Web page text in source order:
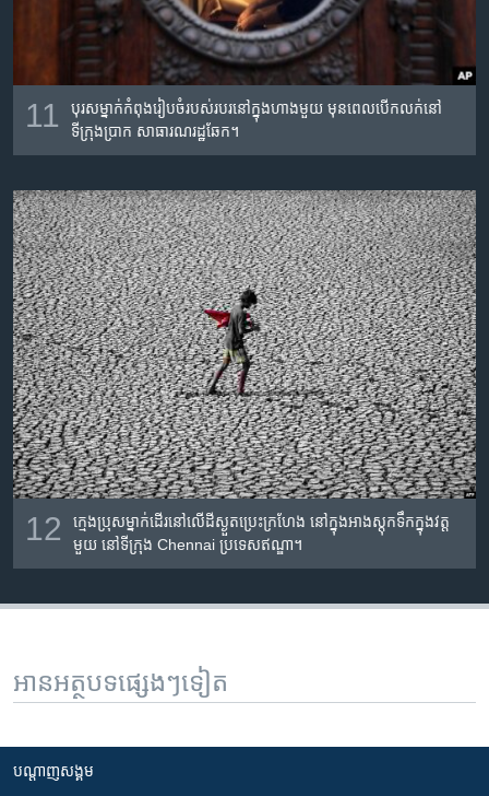
11
បុរស​ម្នាក់​កំពុង​រៀបចំ​របស់​របរ​នៅ​ក្នុង​ហាង​មួយ មុន​ពេល​បើក​លក់​នៅ​
ទីក្រុង​ប្រាក សាធារណរដ្ឋ​ឆែក។
12
ក្មេង​ប្រុស​ម្នាក់​ដើរ​នៅ​លើ​ដី​ស្ងួត​ប្រេះ​ក្រហែង នៅ​ក្នុង​អាង​ស្តុក​ទឹក​ក្នុង​វត្ត​
មួយ នៅ​ទីក្រុង​ Chennai ប្រទេស​ឥណ្ឌា។
អានអត្ថបទផ្សេងៗទៀត
បណ្តាញ​សង្គម